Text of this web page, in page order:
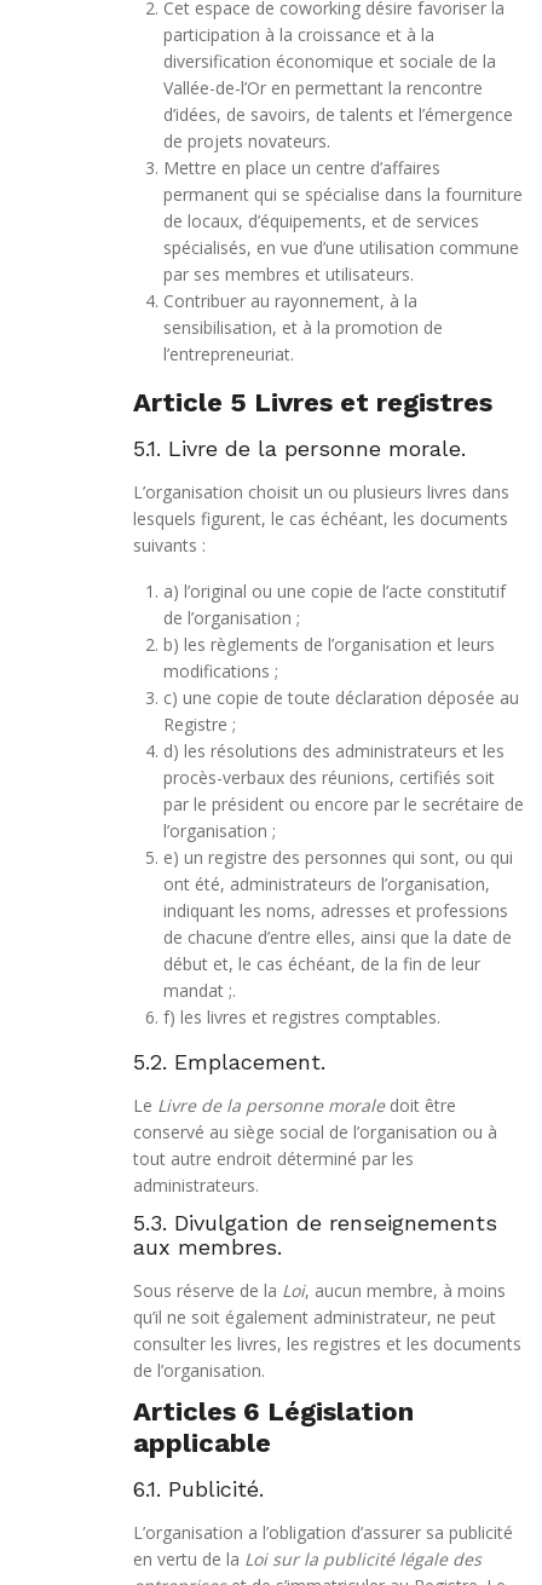
Cet espace de coworking désire favoriser la
participation à la croissance et à la
diversification économique et sociale de la
Vallée-de-l’Or en permettant la rencontre
d’idées, de savoirs, de talents et l’émergence
de projets novateurs.
Mettre en place un centre d’affaires
permanent qui se spécialise dans la fourniture
de locaux, d’équipements, et de services
spécialisés, en vue d’une utilisation commune
par ses membres et utilisateurs.
Contribuer au rayonnement, à la
sensibilisation, et à la promotion de
l’entrepreneuriat.
Article 5 Livres et registres
5.1. Livre de la personne morale.
L’organisation choisit un ou plusieurs livres dans
lesquels figurent, le cas échéant, les documents
suivants :
a) l’original ou une copie de l’acte constitutif
de l’organisation ;
b) les règlements de l’organisation et leurs
modifications ;
c) une copie de toute déclaration déposée au
Registre ;
d) les résolutions des administrateurs et les
procès-verbaux des réunions, certifiés soit
par le président ou encore par le secrétaire de
l’organisation ;
e) un registre des personnes qui sont, ou qui
ont été, administrateurs de l’organisation,
indiquant les noms, adresses et professions
de chacune d’entre elles, ainsi que la date de
début et, le cas échéant, de la fin de leur
mandat ;.
f) les livres et registres comptables.
5.2. Emplacement.
Le Livre de la personne morale doit être
conservé au siège social de l’organisation ou à
tout autre endroit déterminé par les
administrateurs.
5.3. Divulgation de renseignements
aux membres.
Sous réserve de la Loi, aucun membre, à moins
qu’il ne soit également administrateur, ne peut
consulter les livres, les registres et les documents
de l’organisation.
Articles 6 Législation
applicable
6.1. Publicité.
L’organisation a l’obligation d’assurer sa publicité
en vertu de la Loi sur la publicité légale des